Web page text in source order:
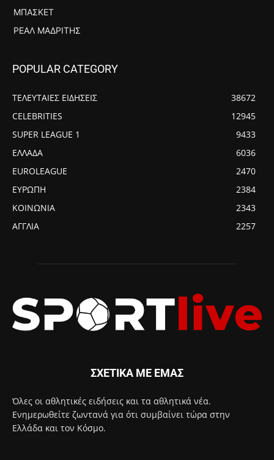
ΜΠΆΣΚΕΤ
ΡΕΆΛ ΜΑΔΡΊΤΗΣ
POPULAR CATEGORY
ΤΕΛΕΥΤΑΙΕΣ ΕΙΔΗΣΕΙΣ
38672
CELEBRITIES
12945
SUPER LEAGUE 1
9433
ΕΛΛΑΔΑ
6036
EUROLEAGUE
2470
ΕΥΡΩΠΗ
2384
ΚΟΙΝΩΝΙΑ
2343
ΑΓΓΛΙΑ
2257
ΣΧΕΤΙΚΑ ΜΕ ΕΜΑΣ
Όλες οι αθλητικές ειδήσεις και τα αθλητικά νέα.
Ενημερωθείτε ζωντανά για ότι συμβαίνει τώρα στην
Ελλάδα και τον Κόσμο.